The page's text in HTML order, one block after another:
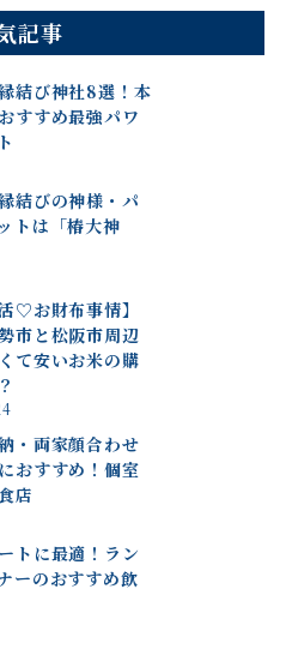
記事
結び神社8選！本
すすめ最強パワ
結びの神様・パ
トは「椿大神
♡お財布事情】
市と松阪市周辺
て安いお米の購
・両家顔合わせ
おすすめ！個室
店
トに最適！ラン
ーのおすすめ飲